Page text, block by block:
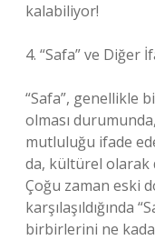
kalabiliyor!
4. “Safa” ve Diğer
“Safa”, genellikle
olması
mutluluğu ifade
da, kültürel olarak
Çoğu zaman eski
karşılaşıldığında
birbirlerini ne